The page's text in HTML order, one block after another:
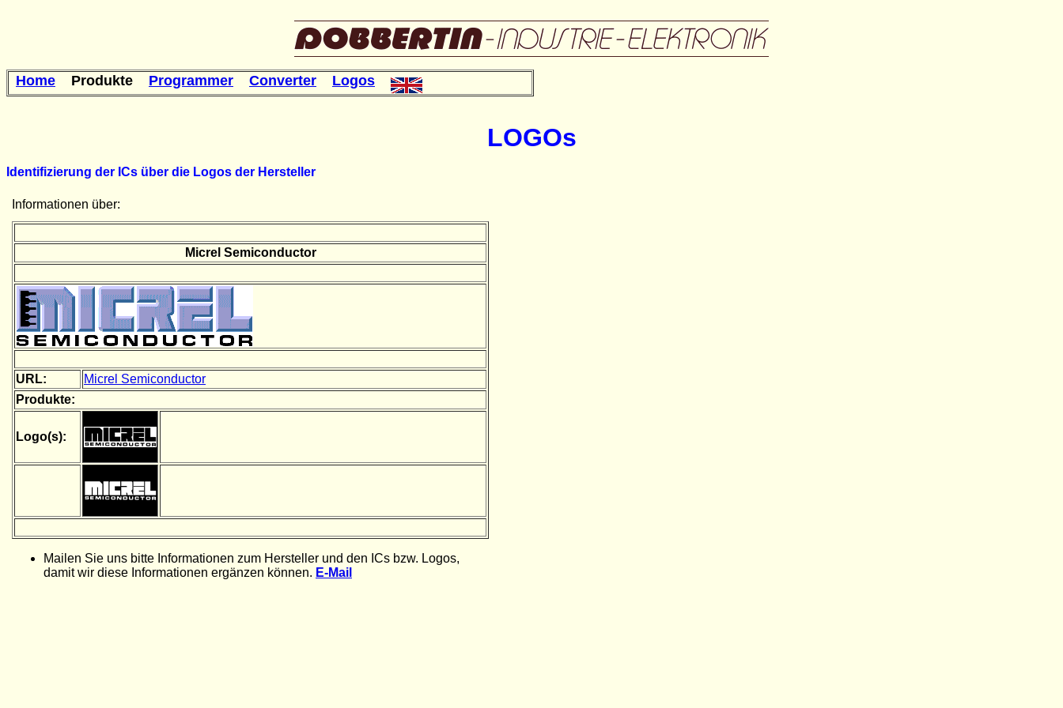
Home Produkte Programmer Converter Logos
LOGOs
Identifizierung der ICs über die Logos der Hersteller
Informationen über:
Micrel Semiconductor
URL:
Micrel Semiconductor
Produkte:
Logo(s):
Mailen Sie uns bitte Informationen zum Hersteller und den ICs bzw. Logos,
damit wir diese Informationen ergänzen können. E-Mail